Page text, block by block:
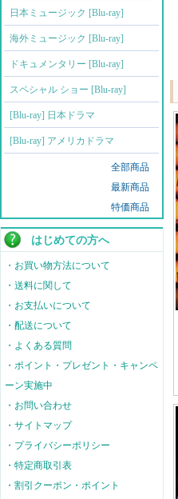
日本ミュージック [Blu-ray]
海外ミュージック [Blu-ray]
ドキュメンタリー [Blu-ray]
スペシャル ショー [Blu-ray]
[Blu-ray] 日本ドラマ
[Blu-ray] アメリカドラマ
全部商品
最新商品
特価商品
はじめての方へ
・お買い物方法について
・送料に関して
・お支払いについて
・配送について
・よくある質問
・ポイント・プレゼント・キャンペ
ーン実施中
・お問い合わせ
・サイトマップ
・プライバシーポリシー
・特定商取引表
・割引クーポン・ポイント